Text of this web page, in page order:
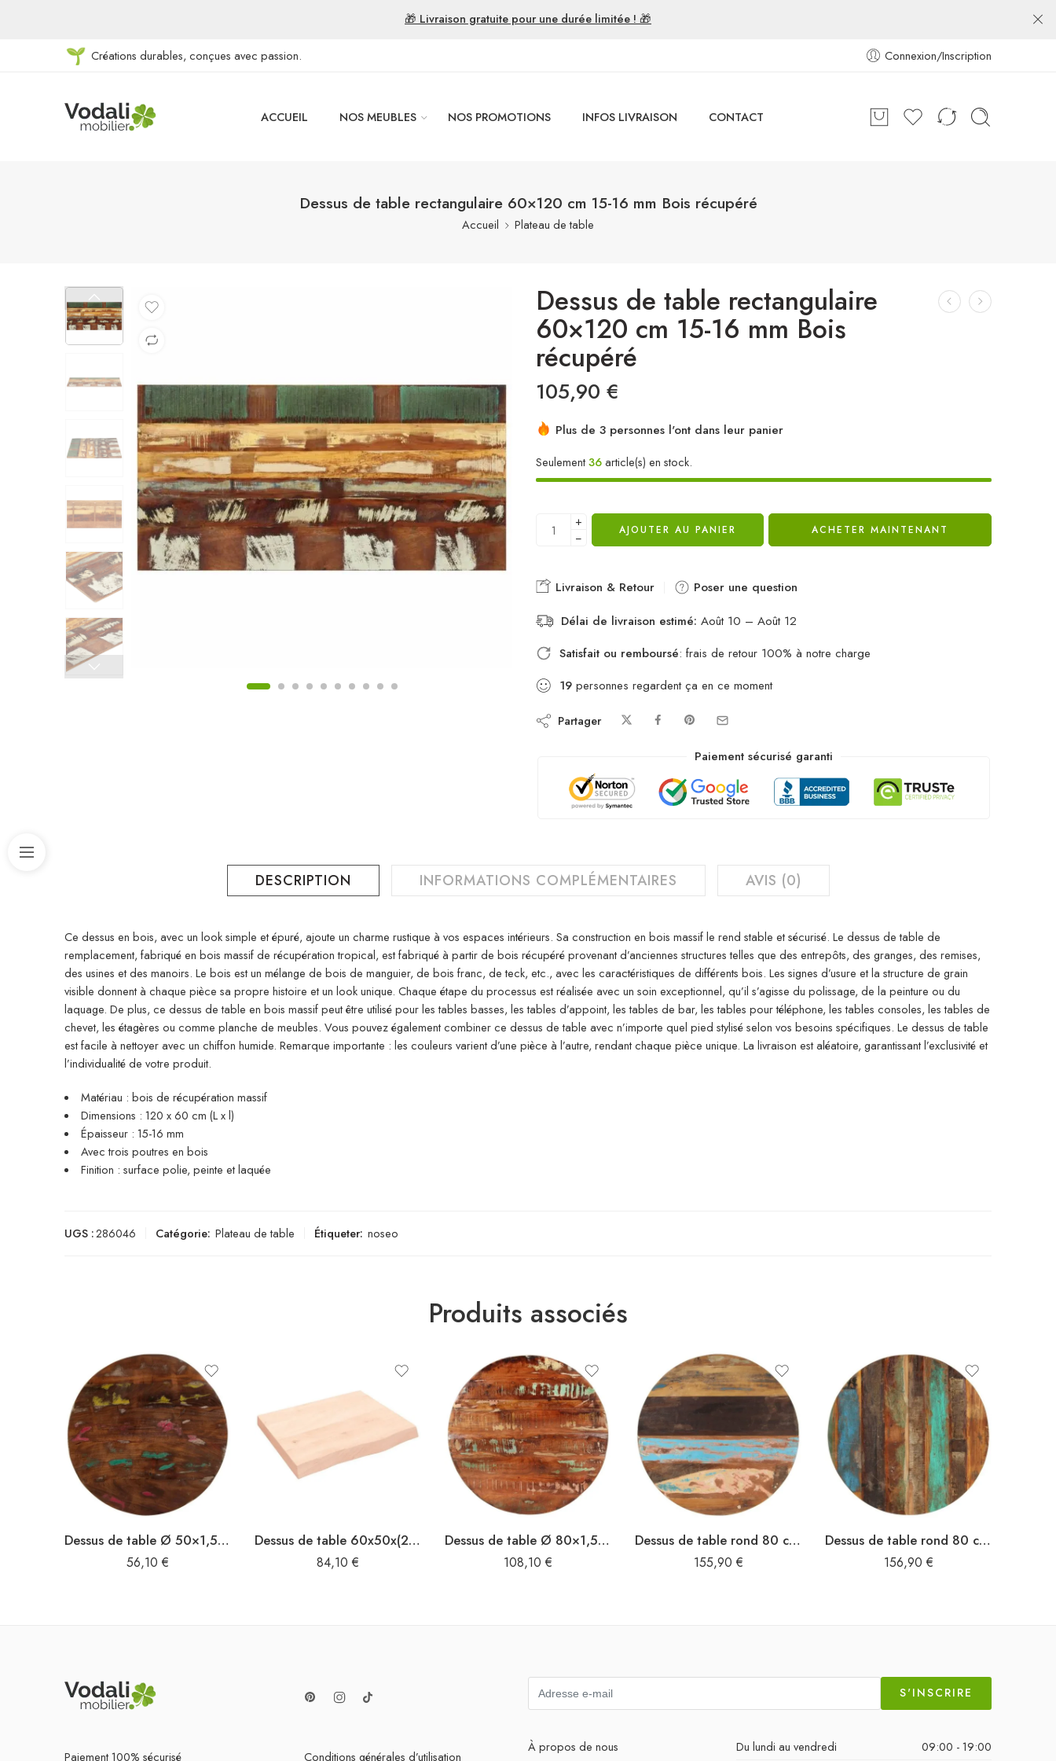
🎁 Livraison gratuite pour une durée limitée ! 🎁
Créations durables, conçues avec passion. Connexion/Inscription
ACCUEIL NOS MEUBLES NOS PROMOTIONS INFOS LIVRAISON CONTACT
Dessus de table rectangulaire 60×120 cm 15-16 mm Bois récupéré
Accueil Plateau de table
Dessus de table rectangulaire
60×120 cm 15-16 mm Bois
récupéré
105,90 €
Plus de 3 personnes l'ont dans leur panier
Seulement36article(s) en stock.
+
−
AJOUTER AU PANIER ACHETER MAINTENANT
Livraison & Retour
Poser une question
Délai de livraison estimé: Août 10 – Août 12
Satisfait ou remboursé: frais de retour 100% à notre charge
19 personnes regardent ça en ce moment
Partager
Paiement sécurisé garanti
DESCRIPTION INFORMATIONS COMPLÉMENTAIRES AVIS (0)
Ce dessus en bois, avec un look simple et épuré, ajoute un charme rustique à vos espaces intérieurs. Sa construction en bois massif le rend stable et sécurisé. Le dessus de table de
remplacement, fabriqué en bois massif de récupération tropical, est fabriqué à partir de bois récupéré provenant d’anciennes structures telles que des entrepôts, des granges, des remises,
des usines et des manoirs. Le bois est un mélange de bois de manguier, de bois franc, de teck, etc., avec les caractéristiques de différents bois. Les signes d’usure et la structure de grain
visible donnent à chaque pièce sa propre histoire et un look unique. Chaque étape du processus est réalisée avec un soin exceptionnel, qu’il s’agisse du polissage, de la peinture ou du
laquage. De plus, ce dessus de table en bois massif peut être utilisé pour les tables basses, les tables d’appoint, les tables de bar, les tables pour téléphone, les tables consoles, les tables de
chevet, les étagères ou comme planche de meubles. Vous pouvez également combiner ce dessus de table avec n’importe quel pied stylisé selon vos besoins spécifiques. Le dessus de table
est facile à nettoyer avec un chiffon humide. Remarque importante : les couleurs varient d’une pièce à l’autre, rendant chaque pièce unique. La livraison est aléatoire, garantissant l’exclusivité et
l’individualité de votre produit.
Matériau : bois de récupération massif
Dimensions : 120 x 60 cm (L x l)
Épaisseur : 15-16 mm
Avec trois poutres en bois
Finition : surface polie, peinte et laquée
UGS :286046 Catégorie: Plateau de table Étiqueter: noseo
Produits associés
Dessus de table Ø 50×1,5 cm rond bois massif de récupération
56,10 €
Dessus de table 60x50x(2-6) cm bois de chêne massif non traité
84,10 €
Dessus de table Ø 80×1,5 cm rond bois massif de récupération
108,10 €
Dessus de table rond 80 cm 25-27 mm Bois de récupération solide
155,90 €
Dessus de table rond 80 cm 15-16 mm Bois de récupération
156,90 €
Paiement 100% sécurisé Conditions générales d’utilisation
S'INSCRIRE
À propos de nous Du lundi au vendredi 09:00 - 19:00